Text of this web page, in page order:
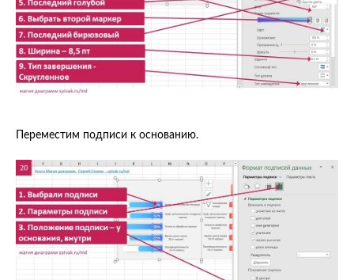
Переместим подписи к основанию.